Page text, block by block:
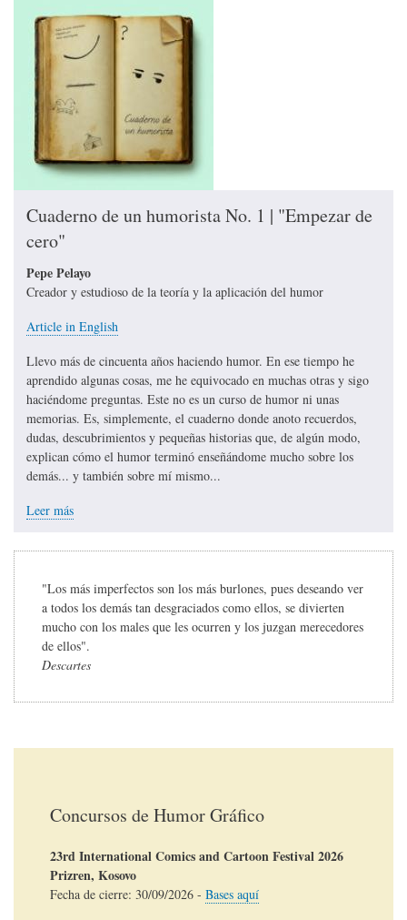
Cuaderno de un humorista No. 1 | "Empezar de
cero"
Pepe Pelayo
Creador y estudioso de la teoría y la aplicación del humor
Article in English
Llevo más de cincuenta años haciendo humor. En ese tiempo he
aprendido algunas cosas, me he equivocado en muchas otras y sigo
haciéndome preguntas. Este no es un curso de humor ni unas
memorias. Es, simplemente, el cuaderno donde anoto recuerdos,
dudas, descubrimientos y pequeñas historias que, de algún modo,
explican cómo el humor terminó enseñándome mucho sobre los
demás... y también sobre mí mismo...
Leer más
"Los más imperfectos son los más burlones, pues deseando ver
a todos los demás tan desgraciados como ellos, se divierten
mucho con los males que les ocurren y los juzgan merecedores
de ellos".
Descartes
Concursos de Humor Gráfico
23rd International Comics and Cartoon Festival 2026
Prizren, Kosovo
Fecha de cierre: 30/09/2026 - Bases aquí